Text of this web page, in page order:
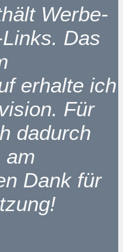
Werbe-
Das
erhalte ich
Für
dadurch
am
Dank für